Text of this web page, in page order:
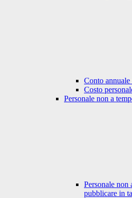
Conto annuale
Costo
Personale non a
Personale non
pubblicare in